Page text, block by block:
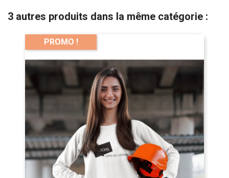
3 autres produits dans la même catégorie :
PROMO !